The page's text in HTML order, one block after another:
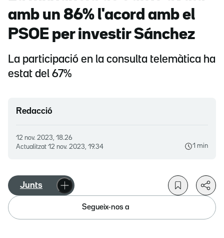
amb un 86% l'acord amb el
PSOE per investir Sánchez
La participació en la consulta telemàtica ha
estat del 67%
Redacció
12 nov. 2023, 18.26
Actualitzat 12 nov. 2023, 19.34 1 min
Junts
Segueix-nos a